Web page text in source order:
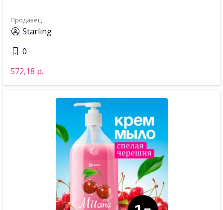
Продавец
Starling
0
572,18 р.